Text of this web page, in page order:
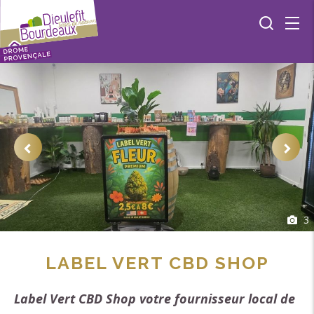
3
LABEL VERT CBD SHOP
Label Vert CBD Shop votre fournisseur local de